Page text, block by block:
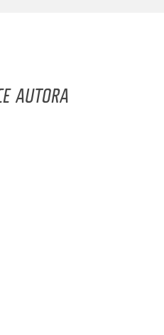
AUTORA